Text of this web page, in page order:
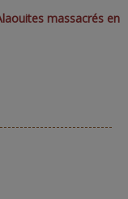
massacrés en